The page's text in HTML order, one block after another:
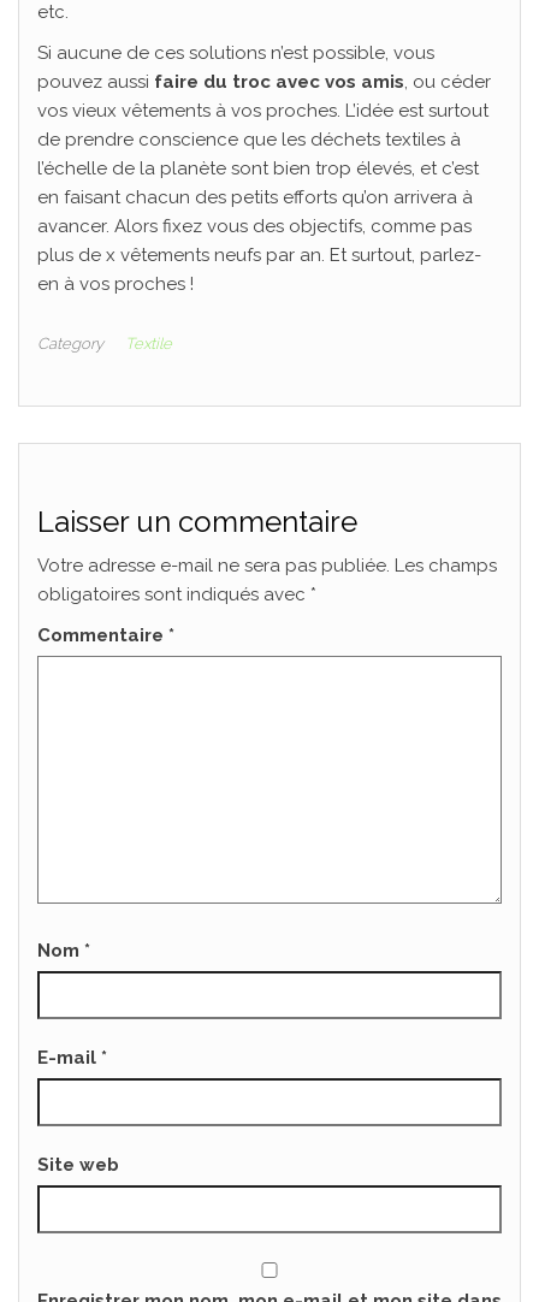
etc.
Si aucune de ces solutions n’est possible, vous
pouvez aussi faire du troc avec vos amis, ou céder
vos vieux vêtements à vos proches. L’idée est surtout
de prendre conscience que les déchets textiles à
l’échelle de la planète sont bien trop élevés, et c’est
en faisant chacun des petits efforts qu’on arrivera à
avancer. Alors fixez vous des objectifs, comme pas
plus de x vêtements neufs par an. Et surtout, parlez-
en à vos proches !
Category Textile
Laisser un commentaire
Votre adresse e-mail ne sera pas publiée. Les champs
obligatoires sont indiqués avec *
Commentaire *
Nom *
E-mail *
Site web